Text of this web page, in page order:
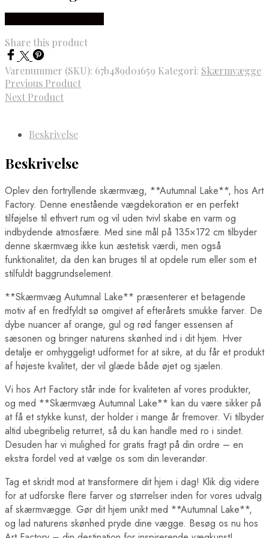
Skagen Plakater
Skanderborg Plakater
Vejen Plakater
Vejle Plakater
Viborg Plakater
Vordingborg Plakater
Danmarkskort Plakater
Europa Byer Plakater
Barcelona Plakater
Berlin Plakater
Madrid Plakater
Paris Plakater
Rom Plakater
Lande Plakater
Australien Plakater
Belgien Plakater
Brasilien Plakater
Bulgarien Plakater
Canada Plakater
Cuba Plakater
Danmark Plakater
Egypten Plakater
Finland Plakater
Frankrig Plakater
Grækenland Plakater
Indien Plakater
Island Plakater
Italien Plakater
Japan Plakater
Jordan Plakater
Verdens Byplakater
Beijing Plakater
Manchester City Wallstickers
Share this product
Varenummer (SKU): 67b489d01659 Kategori: Skærmvægge
Previous Product
Next Product
Beskrivelse
Beskrivelse
Oplev den fortryllende skærmvæg, **Autumnal Lake**, hos Art
Factory. Denne enestående vægdekoration er en perfekt
tilføjelse til ethvert rum og vil uden tvivl skabe en varm og
indbydende atmosfære. Med sine mål på 135×172 cm tilbyder
denne skærmvæg ikke kun æstetisk værdi, men også
funktionalitet, da den kan bruges til at opdele rum eller som et
stilfuldt baggrundselement.
**Skærmvæg Autumnal Lake** præsenterer et betagende
motiv af en fredfyldt sø omgivet af efterårets smukke farver. De
dybe nuancer af orange, gul og rød fanger essensen af
sæsonen og bringer naturens skønhed ind i dit hjem. Hver
detalje er omhyggeligt udformet for at sikre, at du får et produkt
af højeste kvalitet, der vil glæde både øjet og sjælen.
Vi hos Art Factory står inde for kvaliteten af vores produkter,
og med **Skærmvæg Autumnal Lake** kan du være sikker på
at få et stykke kunst, der holder i mange år fremover. Vi tilbyder
altid ubegribelig returret, så du kan handle med ro i sindet.
Desuden har vi mulighed for gratis fragt på din ordre – en
ekstra fordel ved at vælge os som din leverandør.
Tag et skridt mod at transformere dit hjem i dag! Klik dig videre
for at udforske flere farver og størrelser inden for vores udvalg
af skærmvægge. Gør dit hjem unikt med **Autumnal Lake**,
og lad naturens skønhed pryde dine vægge. Besøg os nu hos